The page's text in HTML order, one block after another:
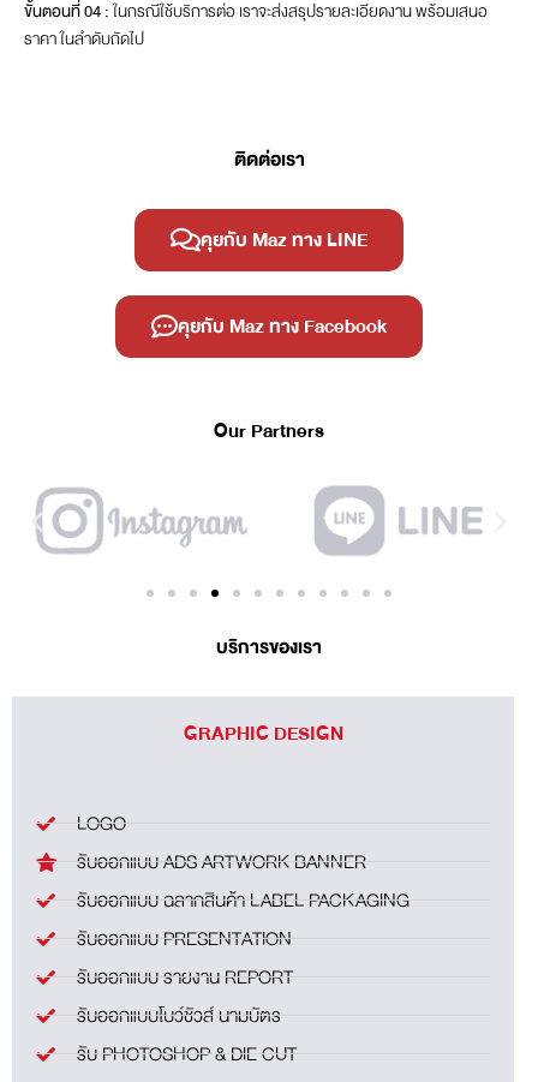
ขั้นตอนที่ 04 :ในกรณีใช้บริการต่อ เราจะส่งสรุปรายละเอียดงาน พร้อมเสนอ
ราคา ในลำดับถัดไป
ติดต่อเรา
คุยกับ Maz ทาง LINE
คุยกับ Maz ทาง Facebook
Our Partners
บริการของเรา
GRAPHIC DESIGN
LOGO
รับออกแบบ ADS ARTWORK BANNER
รับออกแบบ ฉลากสินค้า LABEL PACKAGING
รับออกแบบ PRESENTATION
รับออกแบบ รายงาน REPORT
รับออกแบบโบว์ชัวส์ นามบัตร
รับ PHOTOSHOP & DIE CUT